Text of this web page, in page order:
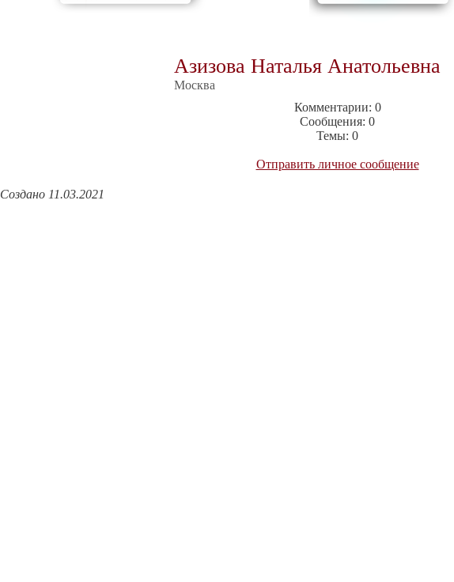
Азизова Наталья Анатольевна
Москва
Комментарии: 0
Сообщения: 0
Темы: 0
Отправить личное сообщение
Создано 11.03.2021